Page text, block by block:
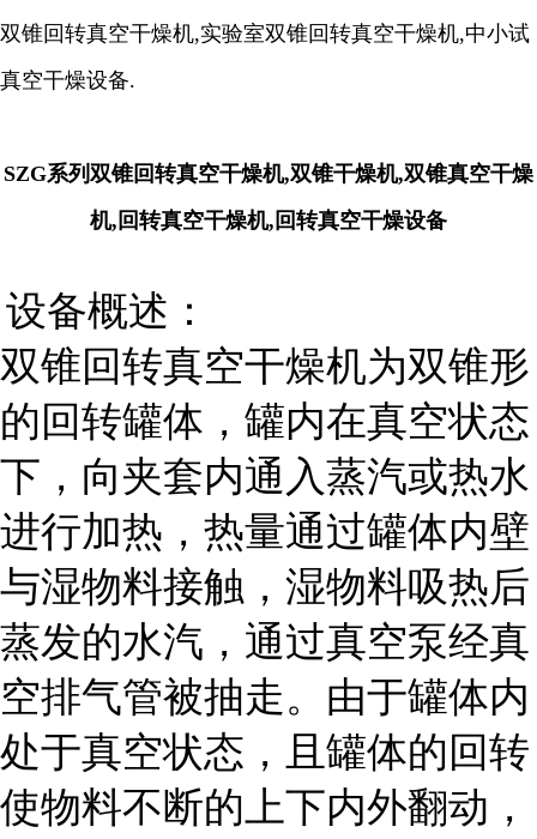
双锥回转真空干燥机,实验室双锥回转真空干燥机,中小试
真空干燥设备.
SZG系列双锥回转真空干燥机,双锥干燥机,双锥真空干燥
机, 回转真空干燥机, 回转真空干燥设备
设备概述：
双锥回转真空干燥机为双锥形
的回转罐体，罐内在真空状态
下，向夹套内通入蒸汽或热水
进行加热，热量通过罐体内壁
与湿物料接触，湿物料吸热后
蒸发的水汽，通过真空泵经真
空排气管被抽走。由于罐体内
处于真空状态，且罐体的回转
使物料不断的上下内外翻动，